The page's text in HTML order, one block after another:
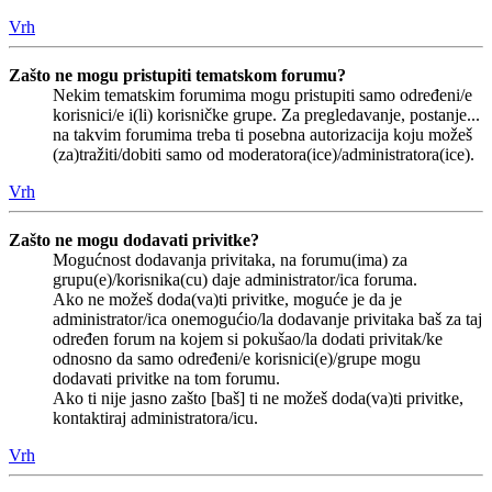
Vrh
Zašto ne mogu pristupiti tematskom forumu?
Nekim tematskim forumima mogu pristupiti samo određeni/e
korisnici/e i(li) korisničke grupe. Za pregledavanje, postanje...
na takvim forumima treba ti posebna autorizacija koju možeš
(za)tražiti/dobiti samo od moderatora(ice)/administratora(ice).
Vrh
Zašto ne mogu dodavati privitke?
Mogućnost dodavanja privitaka, na forumu(ima) za
grupu(e)/korisnika(cu) daje administrator/ica foruma.
Ako ne možeš doda(va)ti privitke, moguće je da je
administrator/ica onemogućio/la dodavanje privitaka baš za taj
određen forum na kojem si pokušao/la dodati privitak/ke
odnosno da samo određeni/e korisnici(e)/grupe mogu
dodavati privitke na tom forumu.
Ako ti nije jasno zašto [baš] ti ne možeš doda(va)ti privitke,
kontaktiraj administratora/icu.
Vrh